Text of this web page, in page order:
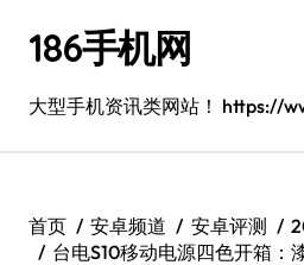
186手机网
大型手机资讯类网站！ https://
首页 安卓频道 安卓评测
台电S10移动电源四色开箱：